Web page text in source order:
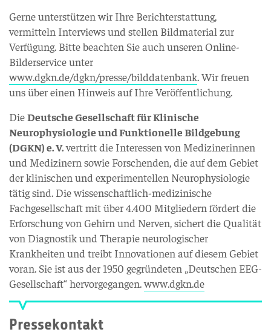
Gerne unterstützen wir Ihre Berichterstattung,
vermitteln Interviews und stellen Bildmaterial zur
Verfügung. Bitte beachten Sie auch unseren Online-
Bilderservice unter
www.dgkn.de/dgkn/presse/bilddatenbank. Wir freuen
uns über einen Hinweis auf Ihre Veröffentlichung.
DieDeutsche Gesellschaft für Klinische
Neurophysiologie und Funktionelle Bildgebung
(DGKN) e. V.vertritt die Interessen von Medizinerinnen
und Medizinern sowie Forschenden, die auf dem Gebiet
der klinischen und experimentellen Neurophysiologie
tätig sind. Die wissenschaftlich-medizinische
Fachgesellschaft mit über 4.400 Mitgliedern fördert die
Erforschung von Gehirn und Nerven, sichert die Qualität
von Diagnostik und Therapie neurologischer
Krankheiten und treibt Innovationen auf diesem Gebiet
voran. Sie ist aus der 1950 gegründeten „Deutschen EEG-
Gesellschaft“ hervorgegangen.www.dgkn.de
Pressekontakt